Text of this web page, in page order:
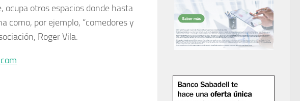
otros espacios donde hasta
como, por ejemplo, “comedores y
Roger Vila.